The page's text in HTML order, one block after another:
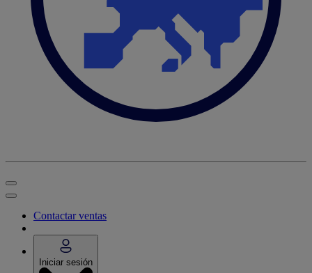
Contactar ventas
Iniciar sesión